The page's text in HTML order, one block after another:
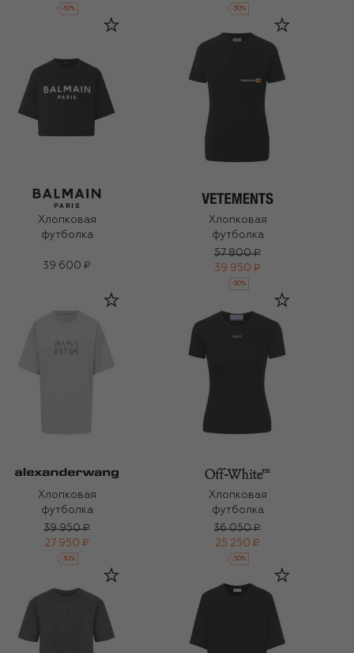
-30% -30%
Хлопковая
футболка
39 600 ₽
Хлопковая
футболка
57 800 ₽
39 950 ₽
-30%
Хлопковая
футболка
39 950 ₽
27 950 ₽
-30%
Хлопковая
футболка
36 050 ₽
25 250 ₽
-30%